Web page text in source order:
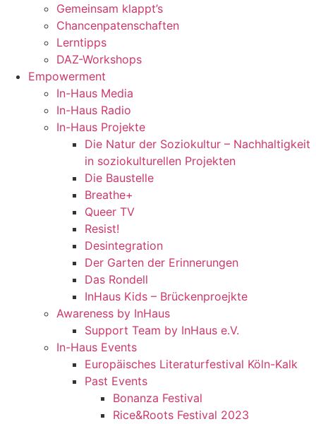
Gemeinsam klappt’s
Chancenpatenschaften
Lerntipps
DAZ-Workshops
Empowerment
In-Haus Media
In-Haus Radio
In-Haus Projekte
Die Natur der Soziokultur – Nachhaltigkeit
in soziokulturellen Projekten
Die Baustelle
Breathe+
Queer TV
Resist!
Desintegration
Der Garten der Erinnerungen
Das Rondell
InHaus Kids – Brückenproejkte
Awareness by InHaus
Support Team by InHaus e.V.
In-Haus Events
Europäisches Literaturfestival Köln-Kalk
Past Events
Bonanza Festival
Rice&Roots Festival 2023